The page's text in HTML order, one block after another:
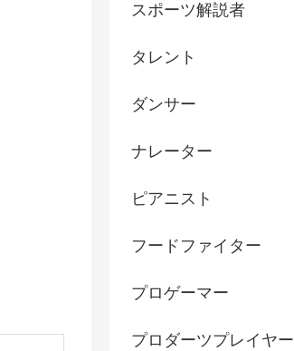
スポーツ解説者
タレント
ダンサー
ナレーター
ピアニスト
フードファイター
プロゲーマー
プロダーツプレイヤー